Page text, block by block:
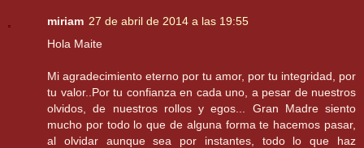
miriam 27 de abril de 2014 a las 19:55
Hola Maite
Mi agradecimiento eterno por tu amor, por tu integridad, por
tu valor..Por tu confianza en cada uno, a pesar de nuestros
olvidos, de nuestros rollos y egos... Gran Madre siento
mucho por todo lo que de alguna forma te hacemos pasar,
al olvidar aunque sea por instantes, todo lo que haz